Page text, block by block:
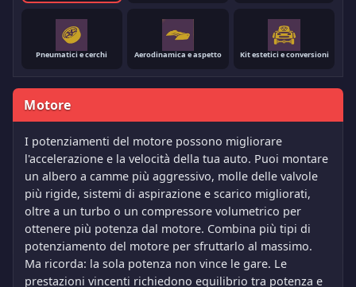
Pneumatici e cerchi Aerodinamica e aspetto Kit estetici e conversioni
Motore
I potenziamenti del motore possono migliorare
l'accelerazione e la velocità della tua auto. Puoi montare
un albero a camme più aggressivo, molle delle valvole
più rigide, sistemi di aspirazione e scarico migliorati,
oltre a un turbo o un compressore volumetrico per
ottenere più potenza dal motore. Combina più tipi di
potenziamento del motore per sfruttarlo al massimo.
Ma ricorda: la sola potenza non vince le gare. Le
prestazioni vincenti richiedono equilibrio tra potenza e